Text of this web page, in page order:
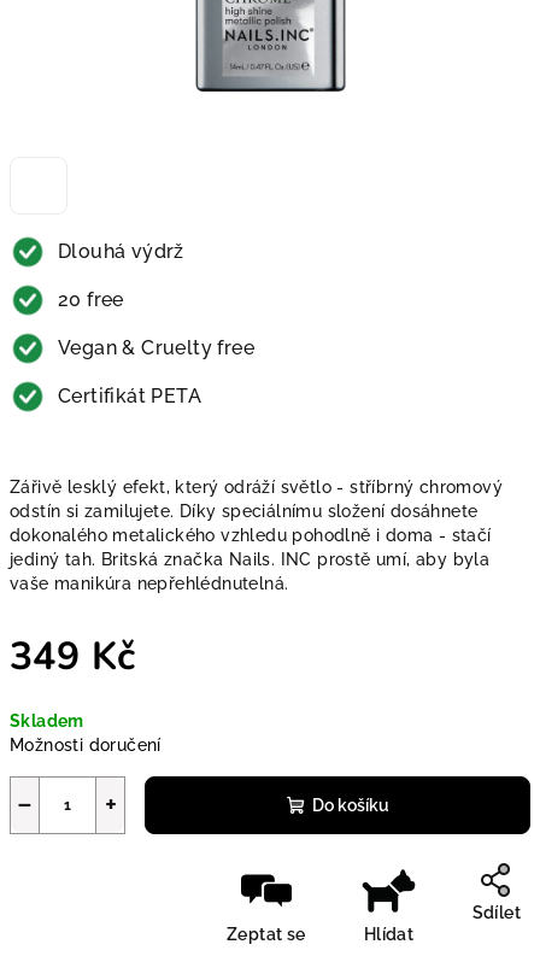
Dlouhá výdrž
20 free
Vegan & Cruelty free
Certifikát PETA
Zářivě lesklý efekt, který odráží světlo - stříbrný chromový
odstín si zamilujete. Díky speciálnímu složení dosáhnete
dokonalého metalického vzhledu pohodlně i doma - stačí
jediný tah. Britská značka Nails. INC prostě umí, aby byla
vaše manikúra nepřehlédnutelná.
349 Kč
Skladem
Možnosti doručení
+
− Do košíku
Zeptat se Hlídat
Sdílet